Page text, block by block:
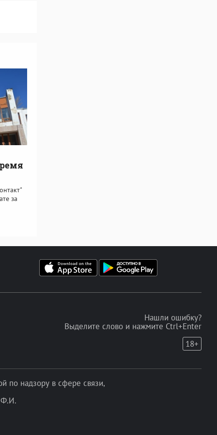
за
Нашли ошибку?
Выделите слово и нажмите Ctrl+Enter
18+
по надзору в сфере связи,
Ф.И.